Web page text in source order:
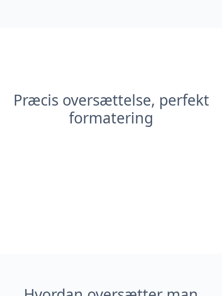
Præcis oversættelse, perfekt
formatering